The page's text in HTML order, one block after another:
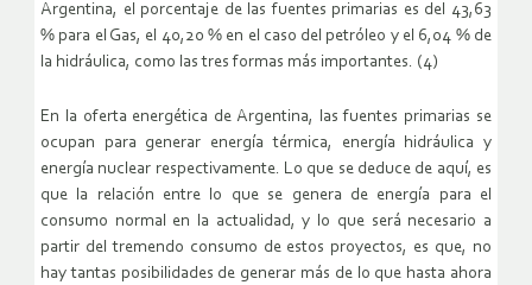
Argentina, el porcentaje de las fuentes primarias es del 43,63
% para el Gas, el 40,20 % en el caso del petróleo y el 6,04 % de
la hidráulica, como las tres formas más importantes. (4)
En la oferta energética de Argentina, las fuentes primarias se
ocupan para generar energía térmica, energía hidráulica y
energía nuclear respectivamente. Lo que se deduce de aquí, es
que la relación entre lo que se genera de energía para el
consumo normal en la actualidad, y lo que será necesario a
partir del tremendo consumo de estos proyectos, es que, no
hay tantas posibilidades de generar más de lo que hasta ahora